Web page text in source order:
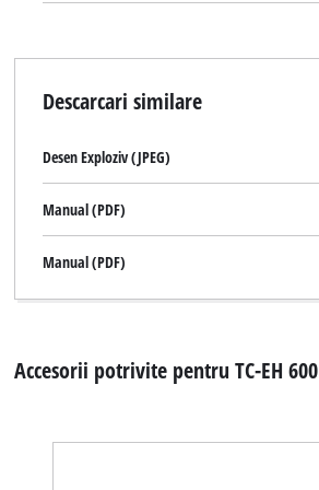
Descarcari similare
Desen Exploziv (JPEG)
Manual (PDF)
Manual (PDF)
Accesorii potrivite pentru TC-EH 600